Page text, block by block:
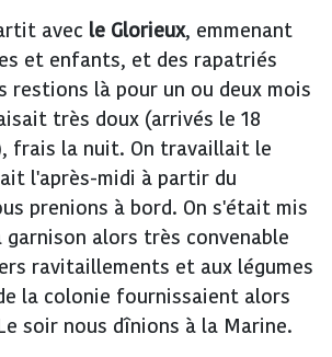
avec le Glorieux, emmenant
et enfants, et des rapatriés
restions là pour un ou deux mois
très doux (arrivés le 18
frais la nuit. On travaillait le
l'après-midi à partir du
prenions à bord. On s'était mis
alors très convenable
ravitaillements et aux légumes
la colonie fournissaient alors
soir nous dînions à la Marine.